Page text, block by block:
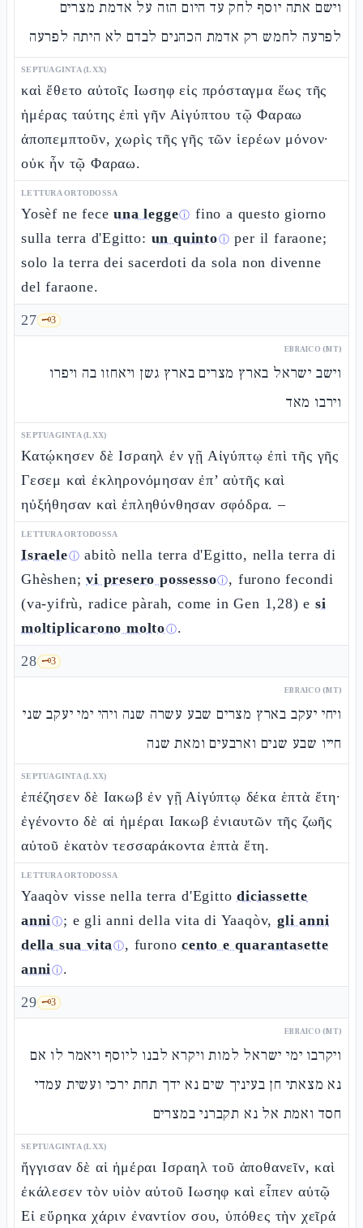
וישם אתה יוסף לחק עד היום הזה על אדמת מצרים
לפרעה לחמש רק אדמת הכהנים לבדם לא היתה לפרעה
SEPTUAGINTA (LXX)
καὶ ἔθετο αὐτοῖς Ιωσηφ εἰς πρόσταγμα ἕως τῆς
ἡμέρας ταύτης ἐπὶ γῆν Αἰγύπτου τῷ Φαραω
ἀποπεμπτοῦν, χωρὶς τῆς γῆς τῶν ἱερέων μόνον·
οὐκ ἦν τῷ Φαραω.
LETTURA ORTODOSSA
Yosèf ne feceuna leggeⓘ fino a questo giorno
sulla terra d'Egitto: un quintoⓘ per il faraone;
solo la terra dei sacerdoti da sola non divenne
del faraone.
27 🗝️3
EBRAICO (MT)
וישב ישראל בארץ מצרים בארץ גשן ויאחזו בה ויפרו
וירבו מאד
SEPTUAGINTA (LXX)
Κατῴκησεν δὲ Ισραηλ ἐν γῇ Αἰγύπτῳ ἐπὶ τῆς γῆς
Γεσεμ καὶ ἐκληρονόμησαν ἐπ’ αὐτῆς καὶ
ηὐξήθησαν καὶ ἐπληθύνθησαν σφόδρα. –
LETTURA ORTODOSSA
Israeleⓘ abitò nella terra d'Egitto, nella terra di
Ghèshen;vi presero possessoⓘ, furono fecondi
(va-yifrù, radice pàrah, come in Gen 1,28) e si
moltiplicarono moltoⓘ.
28 🗝️3
EBRAICO (MT)
ויחי יעקב בארץ מצרים שבע עשרה שנה ויהי ימי יעקב שני
חייו שבע שנים וארבעים ומאת שנה
SEPTUAGINTA (LXX)
ἐπέζησεν δὲ Ιακωβ ἐν γῇ Αἰγύπτῳ δέκα ἑπτὰ ἔτη·
ἐγένοντο δὲ αἱ ἡμέραι Ιακωβ ἐνιαυτῶν τῆς ζωῆς
αὐτοῦ ἑκατὸν τεσσαράκοντα ἑπτὰ ἔτη.
LETTURA ORTODOSSA
Yaaqòv visse nella terra d'Egittodiciassette
anniⓘ; e gli anni della vita di Yaaqòv,gli anni
della sua vitaⓘ, furonocento e quarantasette
anniⓘ.
29 🗝️3
EBRAICO (MT)
ויקרבו ימי ישראל למות ויקרא לבנו ליוסף ויאמר לו אם
נא מצאתי חן בעיניך שים נא ידך תחת ירכי ועשית עמדי
חסד ואמת אל נא תקברני במצרים
SEPTUAGINTA (LXX)
ἤγγισαν δὲ αἱ ἡμέραι Ισραηλ τοῦ ἀποθανεῖν, καὶ
ἐκάλεσεν τὸν υἱὸν αὐτοῦ Ιωσηφ καὶ εἶπεν αὐτῷ
Εἰ εὕρηκα χάριν ἐναντίον σου, ὑπόθες τὴν χεῖρά